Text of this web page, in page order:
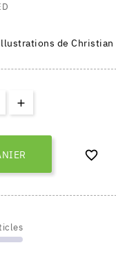
de Christian
